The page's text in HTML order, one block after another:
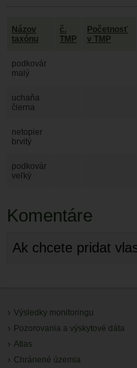
Názov
taxónu
č.
TMP
Početnosť
v TMP
podkovár
malý
uchaňa
čierna
netopier
brvitý
podkovár
veľký
Komentáre
Ak chcete pridat
Výsledky monitoringu
Pozorovania a výskytové dáta
Atlas
Chránené územia